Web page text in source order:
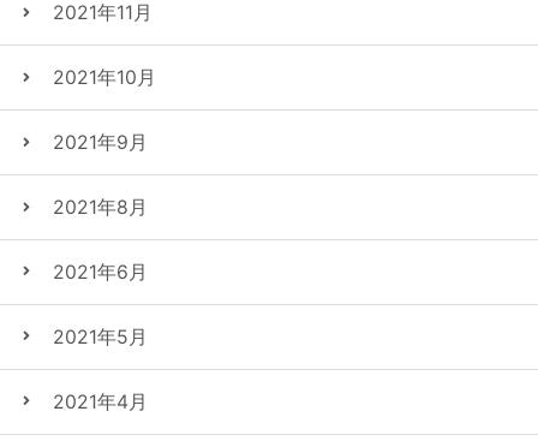
2021年11月
2021年10月
2021年9月
2021年8月
2021年6月
2021年5月
2021年4月